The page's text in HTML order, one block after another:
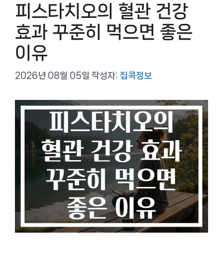
피스타치오의 혈관 건강
효과 꾸준히 먹으면 좋은
이유
2026년 08월 05일 작성자: 집콕정보